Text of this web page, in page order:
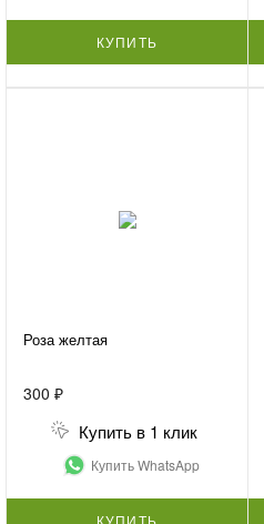
КУПИТЬ
Роза желтая
300 ₽
Купить в 1 клик
Купить WhatsApp
КУПИТЬ